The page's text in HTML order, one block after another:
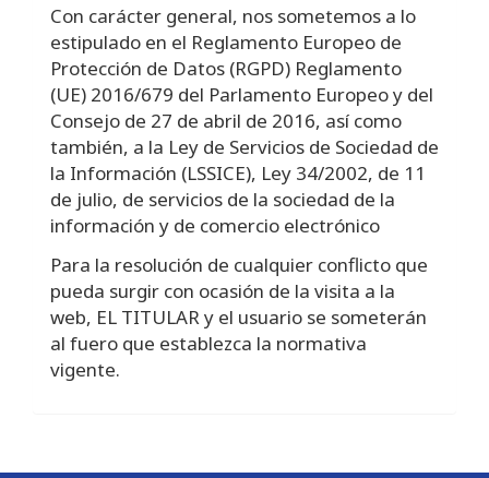
Con carácter general, nos sometemos a lo
estipulado en el Reglamento Europeo de
Protección de Datos (RGPD) Reglamento
(UE) 2016/679 del Parlamento Europeo y del
Consejo de 27 de abril de 2016, así como
también, a la Ley de Servicios de Sociedad de
la Información (LSSICE), Ley 34/2002, de 11
de julio, de servicios de la sociedad de la
información y de comercio electrónico
Para la resolución de cualquier conflicto que
pueda surgir con ocasión de la visita a la
web, EL TITULAR y el usuario se someterán
al fuero que establezca la normativa
vigente.